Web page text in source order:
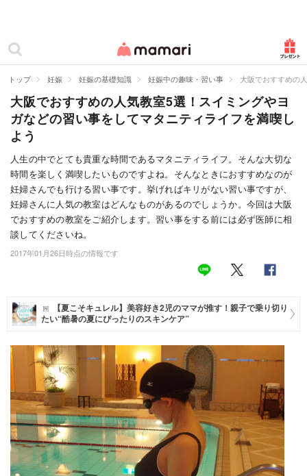
ママリ
カテゴリー一覧
妊娠
出産
赤ちゃん・育児
子育て・家族
病院
美容・ファッション
住まい
マネー
トレンド・イベント
トップ 妊娠 妊娠の基礎知識 妊娠中の趣味・習い事 大阪でおすすめの
大阪でおすすめの人気教室5選！スイミングやヨ
ガなどの習い事をしてマタニティライフを満喫し
よう
人生の中でとても貴重な時間であるマタニティライフ。そんな大切な
時間を楽しく満喫したいものですよね。そんなときにおすすめなのが
妊婦さんでも行ける習い事です。挙げればキリがない習い事ですが、
妊婦さんに人気の教室はどんなものがあるのでしょうか。今回は大阪
でおすすめの教室をご紹介します。習い事をする前には必ず医師に相
談してくださいね。
2017年01月26日時点の情報です
【夏こそキュレル】美容好き2児のママが推す！親子で乗り切り
たい“酷暑の夏にぴったりのスキンケア”